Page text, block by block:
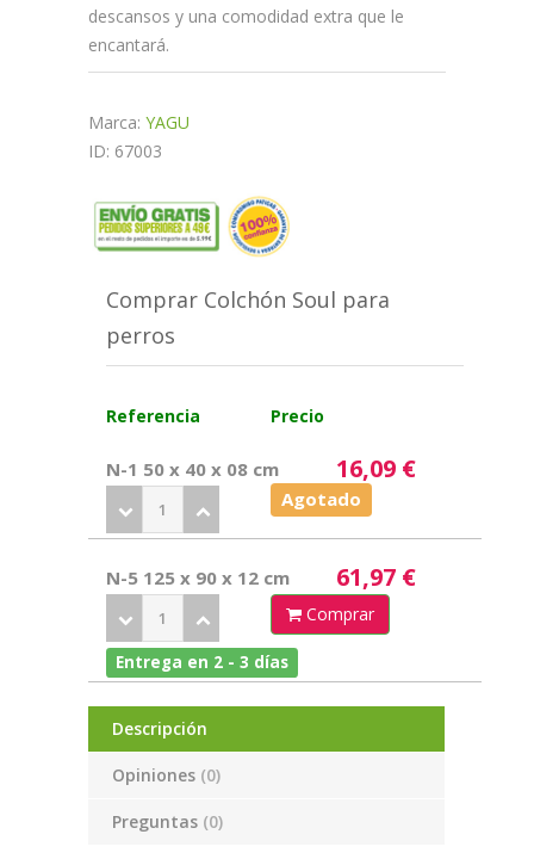
descansos y una comodidad extra que le
encantará.
Marca: YAGU
ID: 67003
Comprar Colchón Soul para
perros
Referencia Precio
N-1 50 x 40 x 08 cm 16,09 €
Agotado
N-5 125 x 90 x 12 cm 61,97 €
Comprar
Entrega en 2 - 3 días
Descripción
Opiniones (0)
Preguntas (0)